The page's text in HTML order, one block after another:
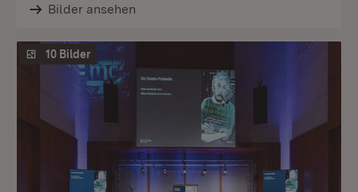
Bilder ansehen
10 Bilder